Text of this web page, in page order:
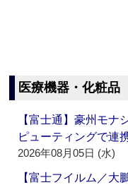
医療機器・化粧品
【富士通】豪州モナ
ピューティングで連
2026年08月05日 (水)
【富士フイルム／